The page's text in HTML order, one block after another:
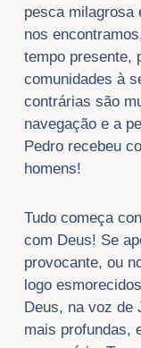
pesca milagrosa
nos
tempo presente,
comunidades à
contrárias são
navegação e a
Pedro recebeu
homens!
Tudo começa
com Deus! Se
provocante, ou
logo
Deus, na voz de
mais profundas,